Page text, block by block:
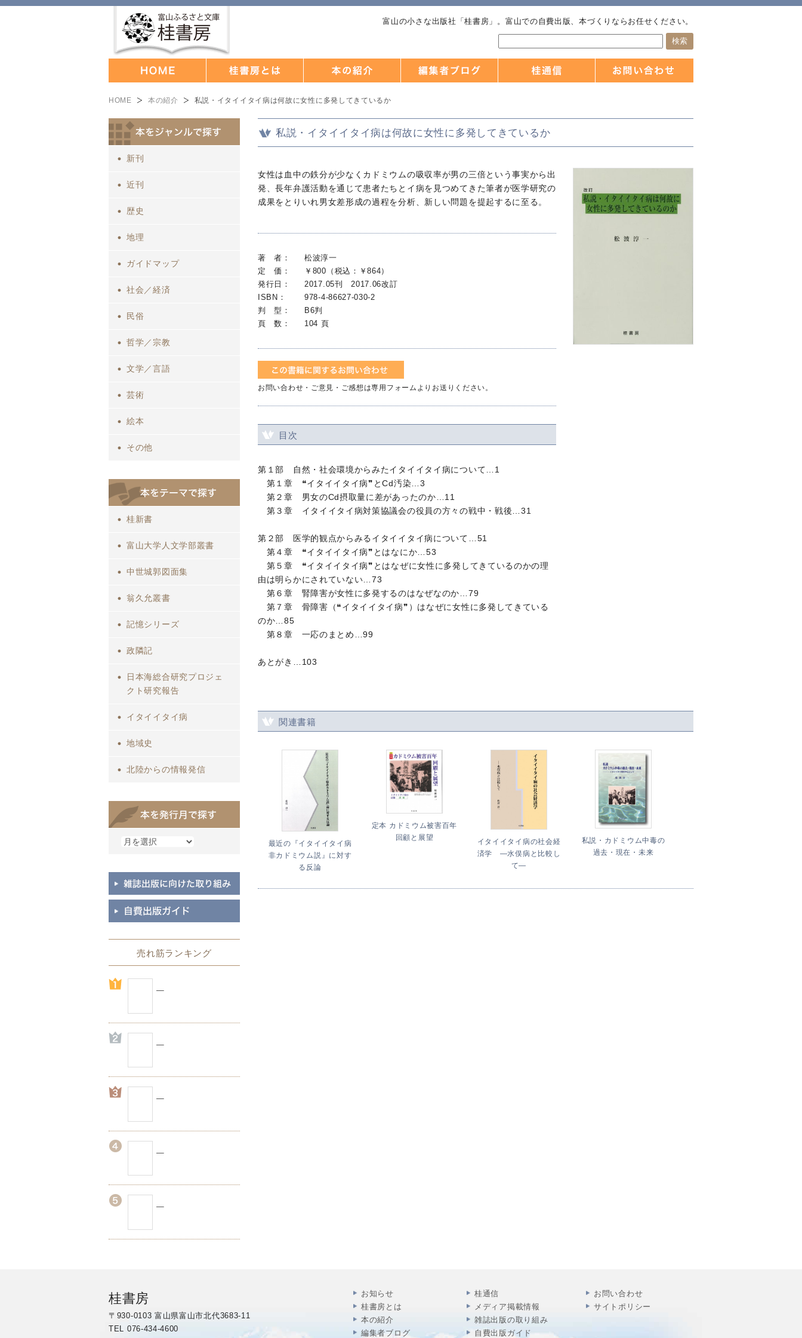
富山の小さな出版社「桂書房」。富山での自費出版、本づくりならお任せください。
HOME 本の紹介 私説・イタイイタイ病は何故に女性に多発してきているか
私説・イタイイタイ病は何故に女性に多発してきているか
女性は血中の鉄分が少なくカドミウムの吸収率が男の三倍という事実から出
発、長年弁護活動を通じて患者たちとイ病を見つめてきた筆者が医学研究の
成果をとりいれ男女差形成の過程を分析、新しい問題を提起するに至る。
著 者：
松波淳一
定 価：
￥800（税込：￥864）
発行日：
2017.05刊 2017.06改訂
ISBN：
978-4-86627-030-2
判 型：
B6判
頁 数：
104 頁
お問い合わせ・ご意見・ご感想は専用フォームよりお送りください。
目次
第１部 自然・社会環境からみたイタイイタイ病について…1
第１章 ❝イタイイタイ病❞とCd汚染…3
第２章 男女のCd摂取量に差があったのか…11
第３章 イタイイタイ病対策協議会の役員の方々の戦中・戦後…31
第２部 医学的観点からみるイタイイタイ病について…51
第４章 ❝イタイイタイ病❞とはなにか…53
第５章 ❝イタイイタイ病❞とはなぜに女性に多発してきているのかの理
由は明らかにされていない…73
第６章 腎障害が女性に多発するのはなぜなのか…79
第７章 骨障害（❝イタイイタイ病❞）はなぜに女性に多発してきている
のか…85
第８章 一応のまとめ…99
あとがき…103
関連書籍
最近の『イタイイタイ病
非カドミウム説』に対す
る反論
定本 カドミウム被害百年
回顧と展望
イタイイタイ病の社会経
済学 ―水俣病と比較し
て―
私説・カドミウム中毒の
過去・現在・未来
新刊
近刊
歴史
地理
ガイドマップ
社会／経済
民俗
哲学／宗教
文学／言語
芸術
絵本
その他
桂新書
富山大学人文学部叢書
中世城郭図面集
翁久允叢書
記憶シリーズ
政隣記
日本海総合研究プロジェ
クト研究報告
イタイイタイ病
地域史
北陸からの情報発信
売れ筋ランキング
桂書房
〒930-0103 富山県富山市北代3683-11
TEL 076-434-4600
お知らせ
桂書房とは
本の紹介
編集者ブログ
桂通信
メディア掲載情報
雑誌出版の取り組み
自費出版ガイド
お問い合わせ
サイトポリシー